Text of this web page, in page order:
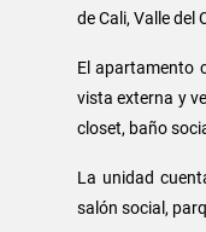
de Cali, Valle del
El apartamento
vista externa y
closet, baño
La unidad
salón social,